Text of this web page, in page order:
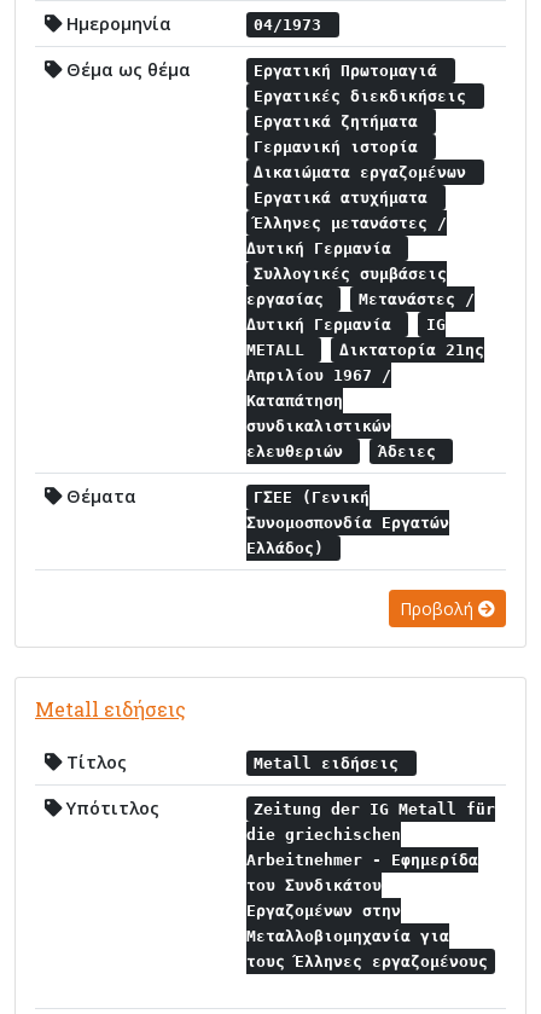
Ημερομηνία 04/1973
Θέμα ως θέμα
Εργατική Πρωτομαγιά
Εργατικές διεκδικήσεις
Εργατικά ζητήματα
Γερμανική ιστορία
Δικαιώματα εργαζομένων
Εργατικά ατυχήματα
Έλληνες μετανάστες /
Δυτική Γερμανία
Συλλογικές συμβάσεις
εργασίας
Μετανάστες /
Δυτική Γερμανία
IG
METALL
Δικτατορία 21ης
Απριλίου 1967 /
Καταπάτηση
συνδικαλιστικών
ελευθεριών
Άδειες
Θέματα
ΓΣΕΕ (Γενική
Συνομοσπονδία Εργατών
Ελλάδος)
Προβολή
Metall ειδήσεις
Τίτλος Metall ειδήσεις
Υπότιτλος
Zeitung der IG Metall für
die griechischen
Arbeitnehmer - Εφημερίδα
του Συνδικάτου
Εργαζομένων στην
Μεταλλοβιομηχανία για
τους Έλληνες εργαζομένους